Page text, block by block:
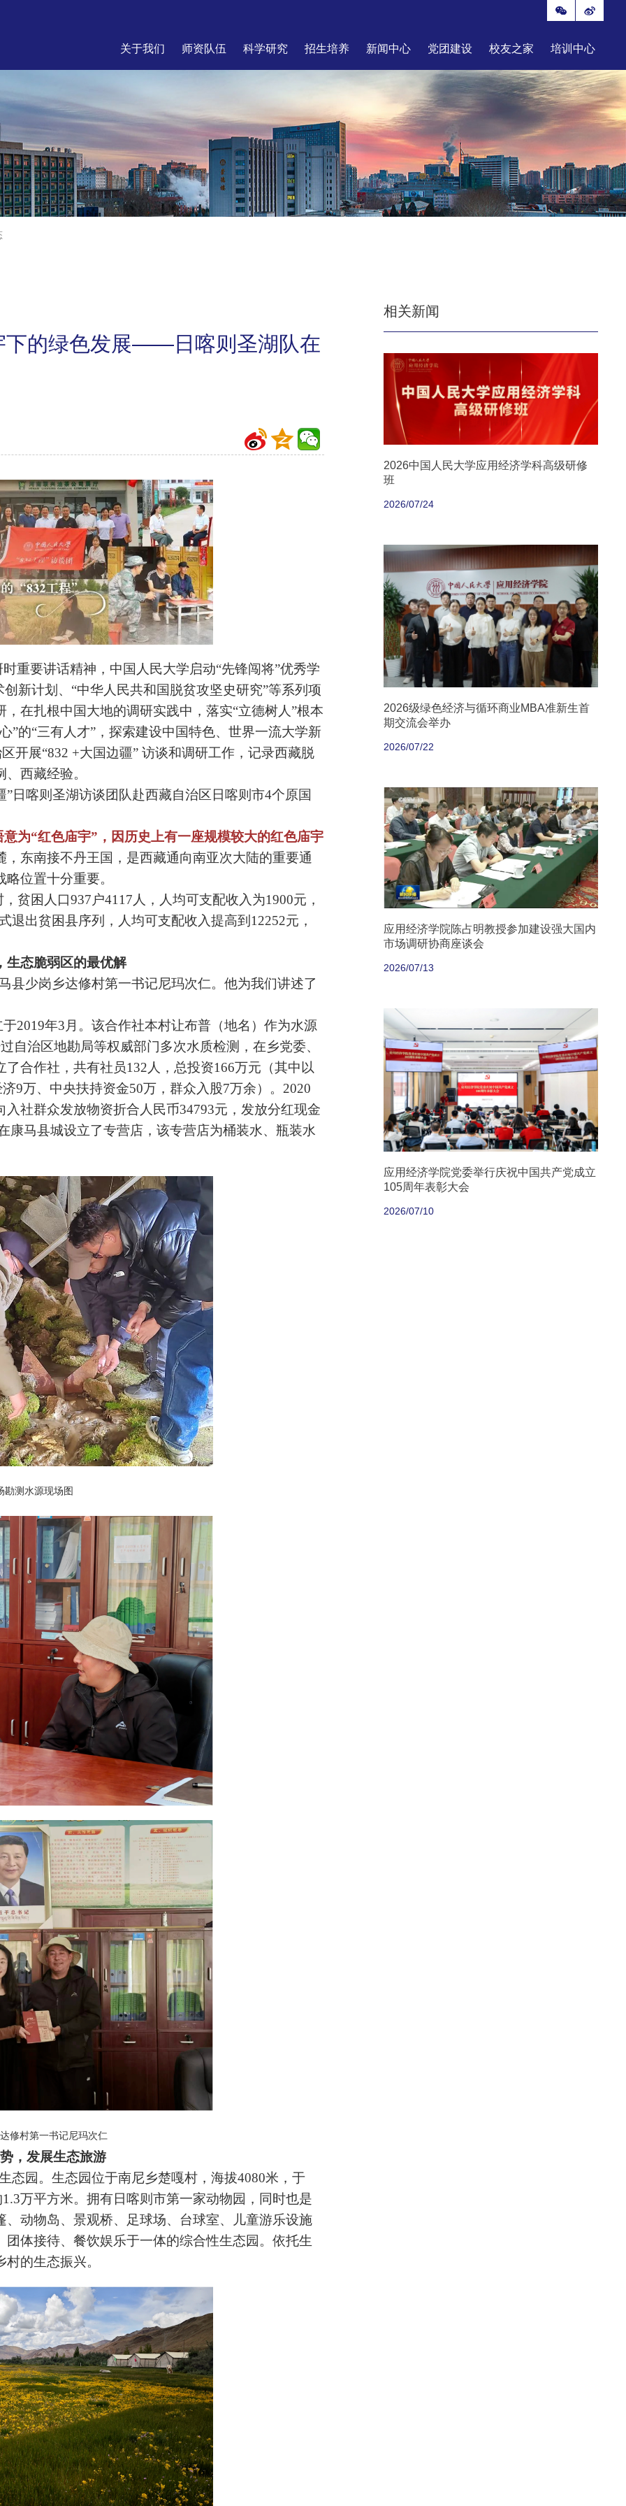
关于我们 师资队伍 科学研究 招生培养 新闻中心 党团建设 校友之家 培训中心
下的绿色发展——日喀则圣湖队在
重要讲话精神，中国人民大学启动“先锋闯将”优秀学
新计划、“中华人民共和国脱贫攻坚史研究”等系列项
在扎根中国大地的调研实践中，落实“立德树人”根本
”的“三有人才”，探索建设中国特色、世界一流大学新
开展“832 +大国边疆” 访谈和调研工作，记录西藏脱
西藏经验。
”日喀则圣湖访谈团队赴西藏自治区日喀则市4个原国
意为“红色庙宇”，因历史上有一座规模较大的红色庙宇
，东南接不丹王国，是西藏通向南亚次大陆的重要通
位置十分重要。
贫困人口937户4117人，人均可支配收入为1900元，
退出贫困县序列，人均可支配收入提高到12252元，
生态脆弱区的最优解
县少岗乡达修村第一书记尼玛次仁。他为我们讲述了
2019年3月。该合作社本村让布普（地名）作为水源
自治区地勘局等权威部门多次水质检测，在乡党委、
合作社，共有社员132人，总投资166万元（其中以
9万、中央扶持资金50万，群众入股7万余）。2020
社群众发放物资折合人民币34793元，发放分红现金
康马县城设立了专营店，该专营店为桶装水、瓶装水
勘测水源现场图
修村第一书记尼玛次仁
，发展生态旅游
态园。生态园位于南尼乡楚嘎村 ，海拔4080米，于
万平方米。拥有日喀则市第一家动物园，同时也是
动物岛、景观桥、足球场、台球室、儿童游乐设施
体接待、餐饮娱乐于一体的综合性生态园。依托生
的生态振兴。
相关新闻
2026中国人民大学应用经济学科高级研修
班
2026/07/24
2026级绿色经济与循环商业MBA准新生首
期交流会举办
2026/07/22
应用经济学院陈占明教授参加建设强大国内
市场调研协商座谈会
2026/07/13
应用经济学院党委举行庆祝中国共产党成立
105周年表彰大会
2026/07/10